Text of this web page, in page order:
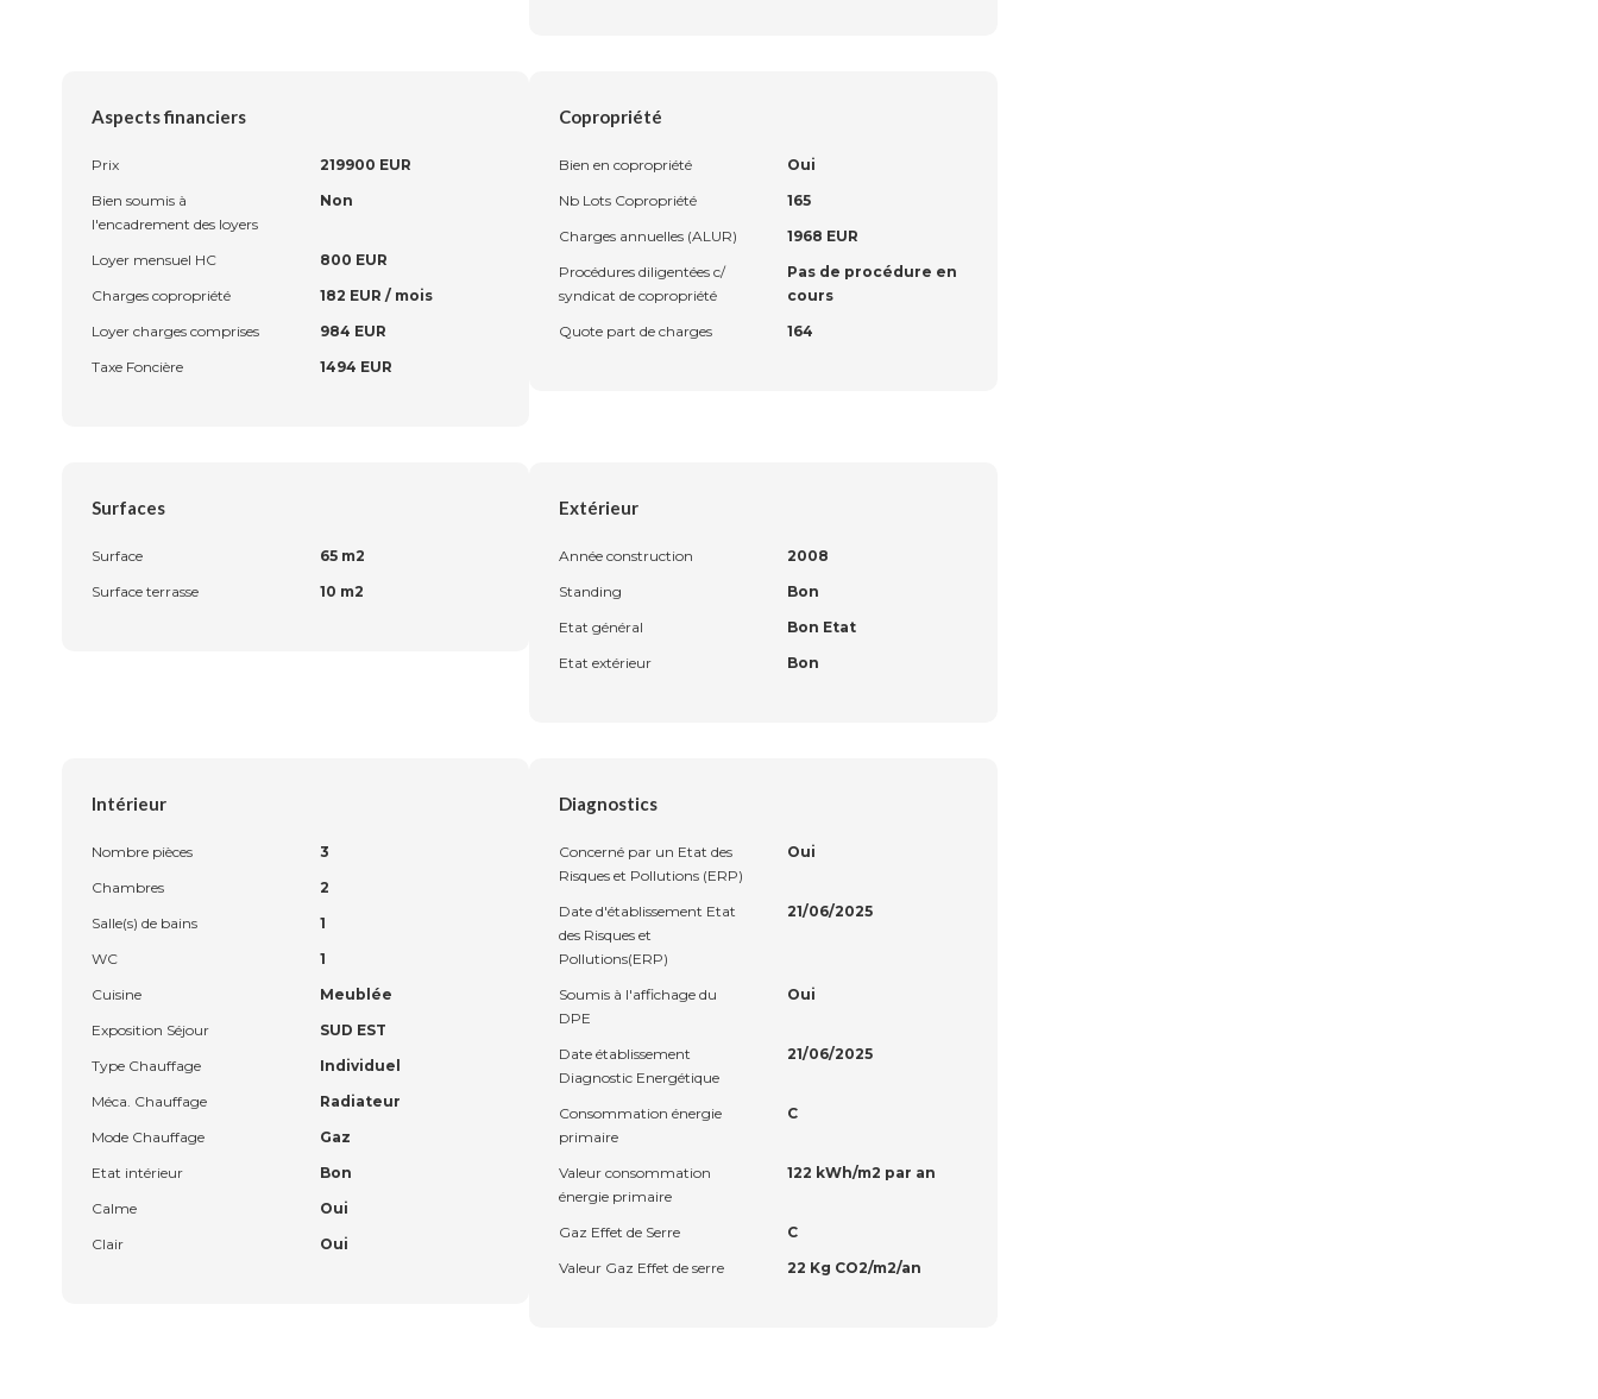
Aspects financiers
Prix
219900 EUR
Bien soumis à
l'encadrement des loyers
Non
Loyer mensuel HC
800 EUR
Charges copropriété
182 EUR / mois
Loyer charges comprises
984 EUR
Taxe Foncière
1494 EUR
Copropriété
Bien en copropriété
Oui
Nb Lots Copropriété
165
Charges annuelles (ALUR)
1968 EUR
Procédures diligentées c/
syndicat de copropriété
Pas de procédure en
cours
Quote part de charges
164
Surfaces
Surface
65 m2
Surface terrasse
10 m2
Extérieur
Année construction
2008
Standing
Bon
Etat général
Bon Etat
Etat extérieur
Bon
Intérieur
Nombre pièces
3
Chambres
2
Salle(s) de bains
1
WC
1
Cuisine
Meublée
Exposition Séjour
SUD EST
Type Chauffage
Individuel
Méca. Chauffage
Radiateur
Mode Chauffage
Gaz
Etat intérieur
Bon
Calme
Oui
Clair
Oui
Diagnostics
Concerné par un Etat des
Risques et Pollutions (ERP)
Oui
Date d'établissement Etat
des Risques et
Pollutions(ERP)
21/06/2025
Soumis à l'affichage du
DPE
Oui
Date établissement
Diagnostic Energétique
21/06/2025
Consommation énergie
primaire
C
Valeur consommation
énergie primaire
122 kWh/m2 par an
Gaz Effet de Serre
C
Valeur Gaz Effet de serre
22 Kg CO2/m2/an